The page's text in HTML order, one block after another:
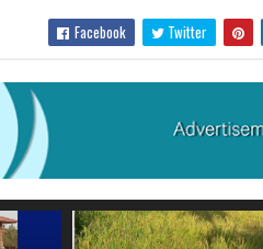
Facebook Twitter